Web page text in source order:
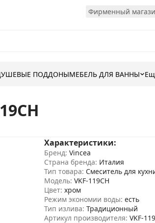
Фирменный
ПОДДОНЫМЕБЕЛЬ ДЛЯ ВАННЫ
Характеристики:
Бренд: Vincea
Страна бренда: Италия
Тип товара: Смеситель для
Модель: VKF-119CH
Цвет: хром
Режим экономии воды: есть
Тип излива: Традиционный
Артикул производителя: VKF-